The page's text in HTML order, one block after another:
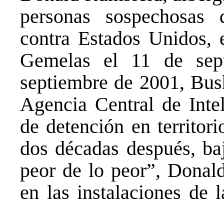
personas
contra Estados Unidos,
Gemelas el 11 de
septiembre de 2001,
Agencia Central de
de detención en
dos décadas después,
peor de lo peor”,
en las instalaciones de